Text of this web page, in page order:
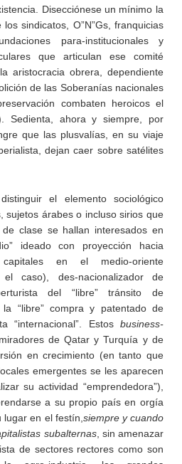
Disecciónese un mínimo la
sindicatos, O”N”Gs, franquicias
para-institucionales y
que articulan ese comité
aristocracia obrera, dependiente
de las Soberanías nacionales
combaten heroicos el
Sedienta, ahora y siempre, por
que las plusvalías, en su viaje
dejan caer sobre satélites
el elemento sociológico
sujetos árabes o incluso sirios que
clase se hallan interesados en
ideado con proyección hacia
en el medio-oriente
caso), des-nacionalizador de
del “libre” tránsito de
“libre” compra y patentado de
“internacional”. Estos business-
de Qatar y Turquía y de
en crecimiento (en tanto que
emergentes se les aparecen
su actividad “emprendedora”),
a su propio país en orgía
en el festín, siempre y cuando
subalternas, sin amenazar
de sectores rectores como son